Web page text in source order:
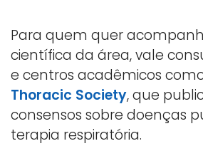
Para quem quer
científica da área, vale
e centros acadêmicos
Thoracic Society, que
consensos sobre doenças
terapia respiratória.